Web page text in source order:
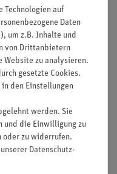
auf einen
Technologien auf
Daten
um z.B. Inhalte und
von Drittanbietern
Website zu analysieren.
gesetzte Cookies.
den Einstellungen
werden. Sie
und die Einwilligung zu
oder zu widerrufen.
Daten­schutz­